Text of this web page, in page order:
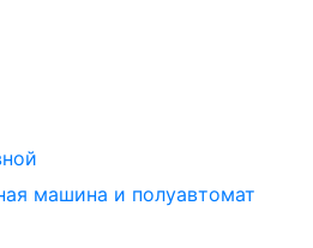
машина и полуавтомат